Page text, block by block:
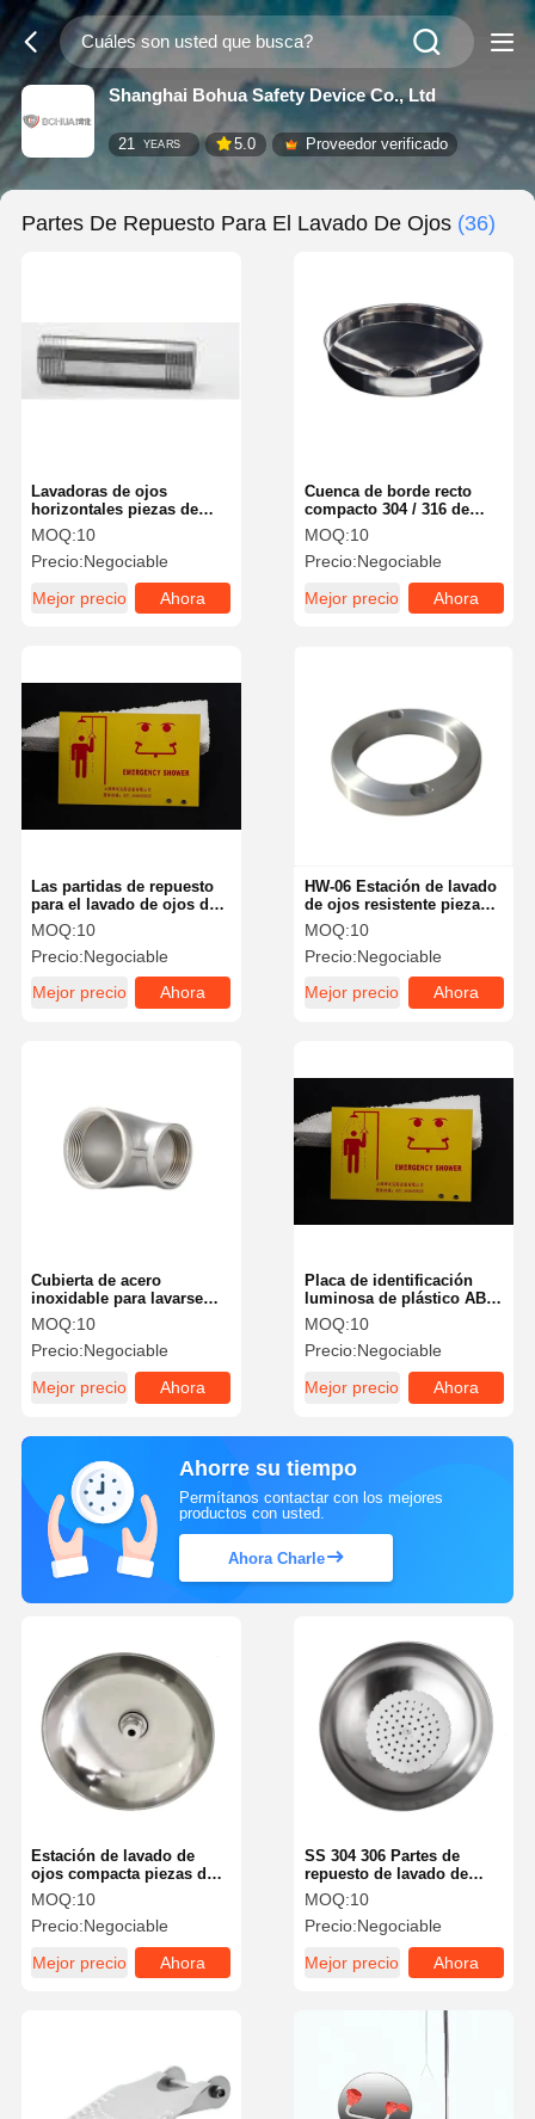
Shanghai Bohua Safety Device Co., Ltd
21 YEARS 5.0 Proveedor verificado
Partes De Repuesto Para El Lavado De Ojos (36)
Lavadoras de ojos
horizontales piezas de
repuesto tubo de ducha de
acero inoxidable
articulación corta HW-08
MOQ:10
Precio:Negociable
Mejor precio
Ahora
Cuenca de borde recto
compacto 304 / 316 de
acero inoxidable HW-04
MOQ:10
Precio:Negociable
Mejor precio
Ahora
Las partidas de repuesto
para el lavado de ojos de
plástico ABS placa de
identificación HW-02
MOQ:10
Precio:Negociable
Mejor precio
Ahora
HW-06 Estación de lavado
de ojos resistente piezas
de acero inoxidable tapa
de presión de la ducha
MOQ:10
Precio:Negociable
Mejor precio
Ahora
Cubierta de acero
inoxidable para lavarse
los ojos, piezas de
repuesto, diámetro
reducido 304 HW-13
MOQ:10
Precio:Negociable
Mejor precio
Ahora
Placa de identificación
luminosa de plástico ABS
para ducha de emergencia
MOQ:10
Precio:Negociable
Mejor precio
Ahora
Ahorre su tiempo
Permítanos contactar con los mejores
productos con usted.
Ahora Charle
SS 304 306 Partes de
repuesto de lavado de
ojos Placa de spray de
ducha HW-05
MOQ:10
Precio:Negociable
Mejor precio
Ahora
Estación de lavado de
ojos compacta piezas de
repuesto 304 / 316 Cuenca
de ducha de acero
inoxidable
MOQ:10
Precio:Negociable
Mejor precio
Ahora